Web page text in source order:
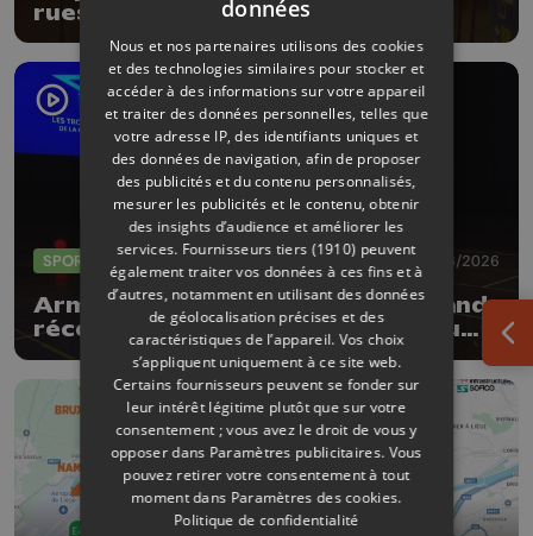
rues de la Ville de Liège
SPORTS 04/06/2026
Armand Marchant et Julie Allemand
récompensés par les Trophées du
sport de la Province de Liège
données
Nous et nos partenaires utilisons des cookies
et des technologies similaires pour stocker et
accéder à des informations sur votre appareil
et traiter des données personnelles, telles que
votre adresse IP, des identifiants uniques et
des données de navigation, afin de proposer
des publicités et du contenu personnalisés,
mesurer les publicités et le contenu, obtenir
des insights d’audience et améliorer les
services. Fournisseurs tiers (1910) peuvent
également traiter vos données à ces fins et à
d’autres, notamment en utilisant des données
de géolocalisation précises et des
caractéristiques de l’appareil. Vos choix
s’appliquent uniquement à ce site web.
Certains fournisseurs peuvent se fonder sur
leur intérêt légitime plutôt que sur votre
consentement ; vous avez le droit de vous y
opposer dans Paramètres publicitaires. Vous
pouvez retirer votre consentement à tout
moment dans Paramètres des cookies.
Politique de confidentialité